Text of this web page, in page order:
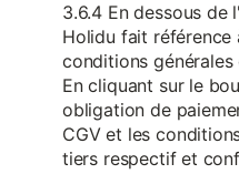
3.6.4 En dessous de
Holidu fait référence
conditions
En cliquant sur le
obligation de
CGV et les
tiers respectif et